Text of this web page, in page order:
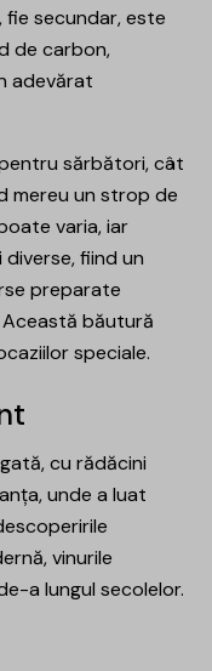
secundar, este
de carbon,
adevărat
sărbători, cât
mereu un strop de
varia, iar
fiind un
preparate
băutură
speciale.
cu rădăcini
unde a luat
vinurile
a lungul secolelor.